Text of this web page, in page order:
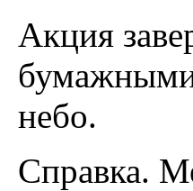
Акция
небо.
Справка.